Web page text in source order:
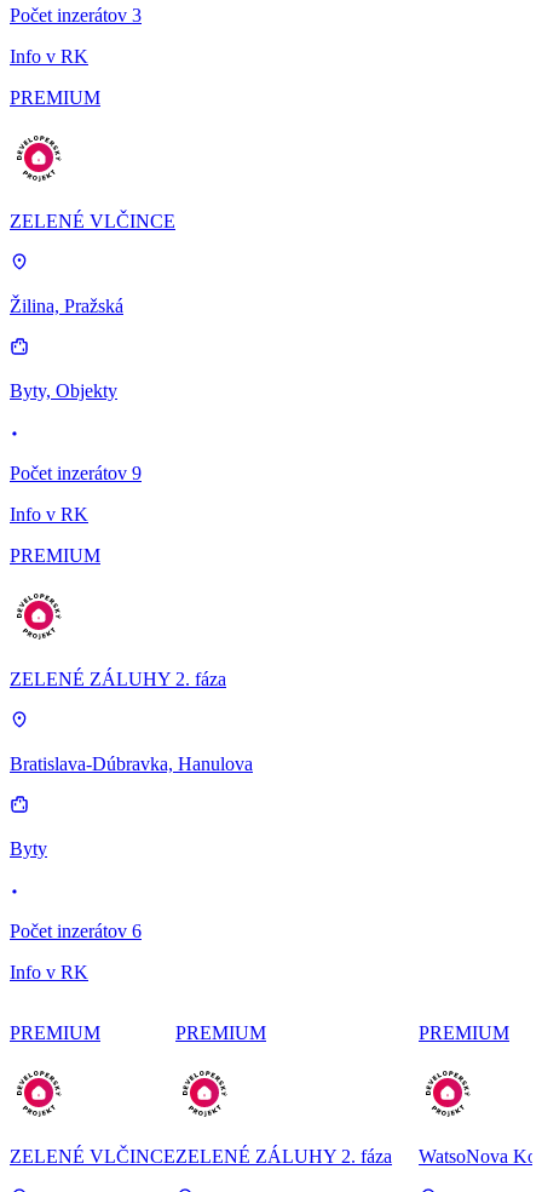
Počet inzerátov 3
Info v RK
PREMIUM
ZELENÉ VLČINCE
Žilina, Pražská
Byty, Objekty
Počet inzerátov 9
Info v RK
PREMIUM
ZELENÉ ZÁLUHY 2. fáza
Bratislava-Dúbravka, Hanulova
Byty
Počet inzerátov 6
Info v RK
PREMIUM
ZELENÉ VLČINCE
PREMIUM
ZELENÉ ZÁLUHY 2. fáza
PREMIUM
WatsoNova